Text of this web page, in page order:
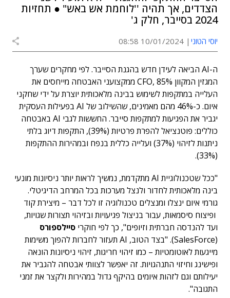
הצדדים, אך תהיה ''לוחמת אש באש" ● תחזיות
2024 בסייבר, חלק ג'
יוסי הטוני 10/01/2024 08:58
ה-AI הביאה לעידן חדש בהגנת הסייבר. לפי מחקרים שערך
המגזין המקוון CFO, 85% ממקצועני האבטחה מייחסים את
העלייה במתקפות לשימוש בבינה מלאכותית יוצרת על ידי שחקני
איום. כ-46% מהם מאמינים, שהשילוב של AI בפעילות העסקית
יגביר את הפגיעות למתקפות סייבר. החששות לגבי AI באבטחה
כוללים: פוטנציאל להפרת פרטיות (39%), התקפות דיוג בלתי
ניתנות לזיהוי (37%) ועלייה כללית בנפח ובמהירות ההתקפות
(33%).
"ככל שטכנולוגיית AI מתקדמת, נמשיך לראות יותר ניסיונות מונעי
בינה מלאכותית לחדור ולנצל מערכות בכל המרחב הדיגיטלי.
גורמי איום ינצלו ומנצלים טכנולוגיה זו לכל דבר – מיצירת קוד
ופיצוח סיסמאות, עבור בניצול פגיעויות ובזיהוי תצורות שגויות,
ועד להנדסה חברתית וזיופים", כך לפי חוקרי סיילספורס
(SalesForce). "בצד הטוב, AI תעזור לחברות להפוך משימות
מייגעות לאוטומטיות – כמו זיהוי חריגות, זיהוי ניסיונות הונאה
ופישינג וחיזוי התנהגויות. זה יאפשר לצוותי אבטחה להגביר את
יעילותם וגם לזהות איומים בהיקף גדול במהירות ולקצר את זמני
התגובה".